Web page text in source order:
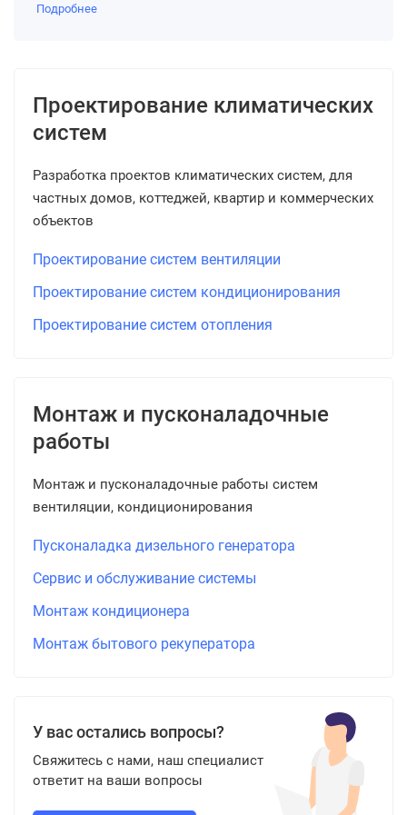
Подробнее
Проектирование климатических
систем
Разработка проектов климатических систем, для
частных домов, коттеджей, квартир и коммерческих
объектов
Проектирование систем вентиляции
Проектирование систем кондиционирования
Проектирование систем отопления
Монтаж и пусконаладочные
работы
Монтаж и пусконаладочные работы систем
вентиляции, кондиционирования
Пусконаладка дизельного генератора
Сервис и обслуживание системы
Монтаж кондиционера
Монтаж бытового рекуператора
У вас остались вопросы?
Свяжитесь с нами, наш специалист
ответит на ваши вопросы